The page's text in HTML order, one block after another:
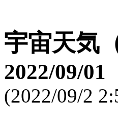
宇宙天気
2022/09/01
(2022/09/2